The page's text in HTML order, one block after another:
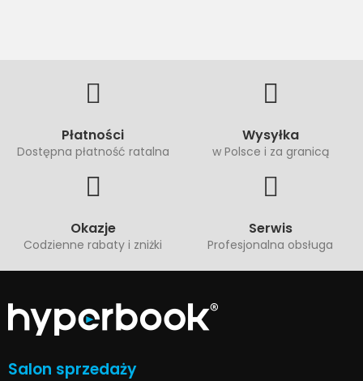
Płatności
Dostępna płatność ratalna
Wysyłka
w Polsce i za granicą
Okazje
Codzienne rabaty i zniżki
Serwis
Profesjonalna obsługa
Salon sprzedaży